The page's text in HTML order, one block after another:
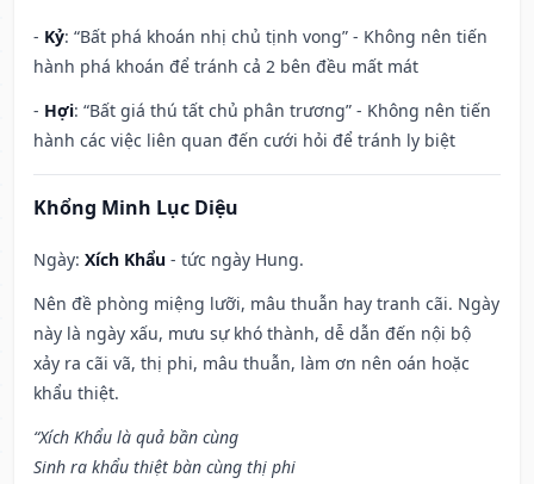
- Kỷ: “Bất phá khoán nhị chủ tịnh vong” - Không nên tiến
hành phá khoán để tránh cả 2 bên đều mất mát
- Hợi: “Bất giá thú tất chủ phân trương” - Không nên tiến
hành các việc liên quan đến cưới hỏi để tránh ly biệt
Khổng Minh Lục Diệu
Ngày: Xích Khẩu - tức ngày Hung.
Nên đề phòng miệng lưỡi, mâu thuẫn hay tranh cãi. Ngày
này là ngày xấu, mưu sự khó thành, dễ dẫn đến nội bộ
xảy ra cãi vã, thị phi, mâu thuẫn, làm ơn nên oán hoặc
khẩu thiệt.
“Xích Khẩu là quả bần cùng
Sinh ra khẩu thiệt bàn cùng thị phi